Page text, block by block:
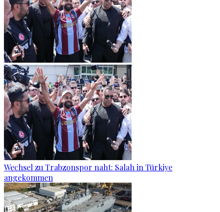
Wechsel zu Trabzonspor naht: Salah in Türkiye
angekommen